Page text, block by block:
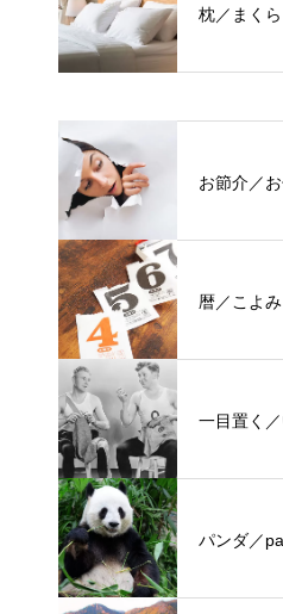
枕／まくら
お節介／
暦／こよみ
一目置く
パンダ／